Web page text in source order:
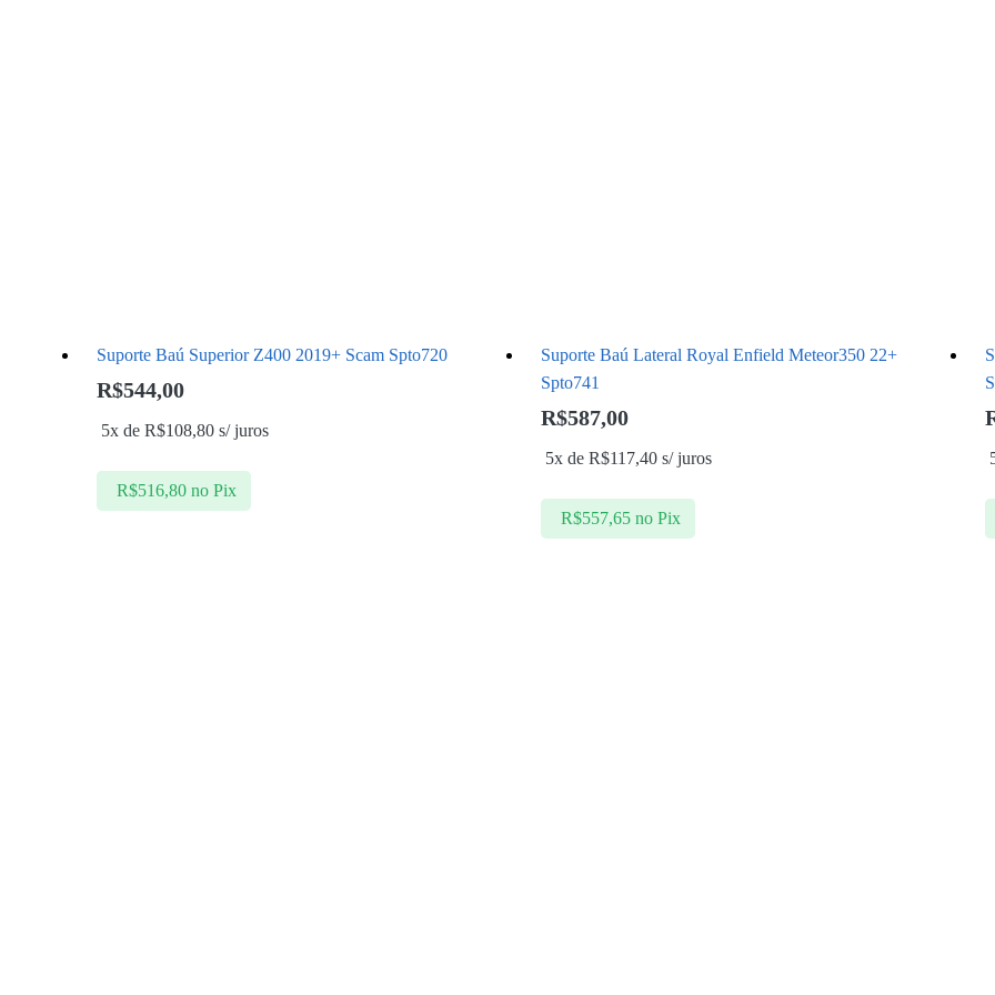
Suporte Baú Superior Z400 2019+ Scam Spto720
R$544,00
5x deR$108,80 s/ juros
R$516,80 no Pix
Suporte Baú Lateral Royal Enfield Meteor350 22+
Spto741
R$587,00
5x de R$117,40 s/ juros
R$557,65 no Pix